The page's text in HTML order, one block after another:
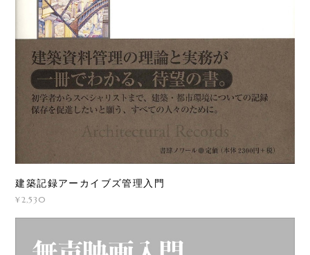
建築記録アーカイブズ管理入門
¥2,530